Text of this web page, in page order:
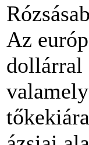
Az
dollárral